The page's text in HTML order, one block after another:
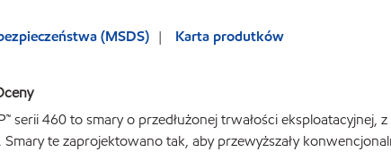
(MSDS) Karta produtków
serii 460 to smary o przedłużonej trwałości
Smary te zaprojektowano tak, aby przewyższały